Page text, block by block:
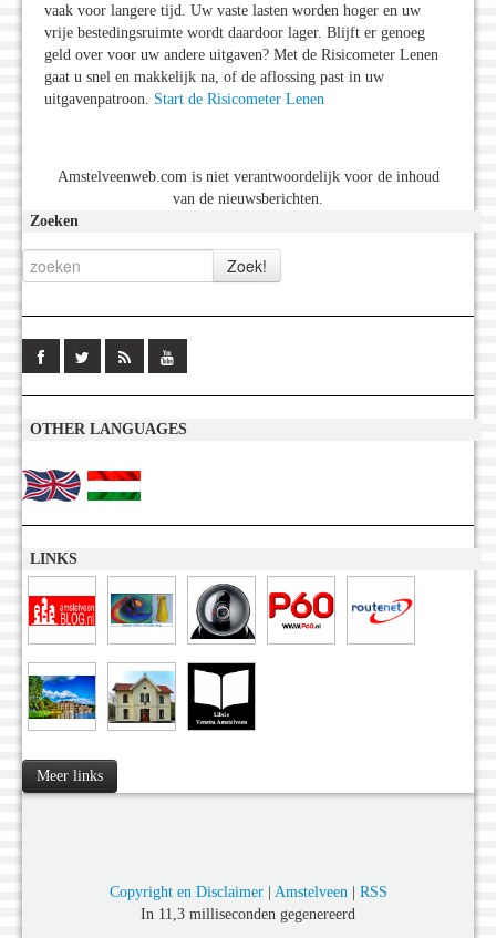
vaak voor langere tijd. Uw vaste lasten worden hoger en uw
vrije bestedingsruimte wordt daardoor lager. Blijft er genoeg
geld over voor uw andere uitgaven? Met de Risicometer Lenen
gaat u snel en makkelijk na, of de aflossing past in uw
uitgavenpatroon. Start de Risicometer Lenen
Amstelveenweb.com is niet verantwoordelijk voor de inhoud
van de nieuwsberichten.
Zoeken
OTHER LANGUAGES
LINKS
Meer links
Copyright en Disclaimer| Amstelveen | RSS
In 11,3 milliseconden gegenereerd